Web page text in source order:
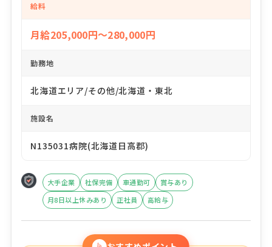
給料
月給205,000円～280,000円
勤務地
北海道エリア/その他/北海道・東北
施設名
N135031病院(北海道日高郡)
大手企業 社保完備 車通勤可
賞与あり
月8日以上休みあり
正社員 高給与